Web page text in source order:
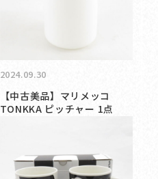
2024.09.30
【中古美品】マリメッコ
TONKKA ピッチャー 1点